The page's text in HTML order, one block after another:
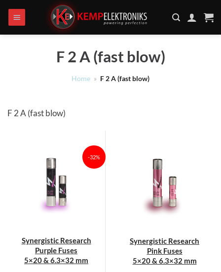
naar
inhoud
F 2 A (fast blow)
Home » F 2 A (fast blow)
F 2 A (fast blow)
-32%
Synergistic Research
Purple Fuses
5×20 & 6.3×32 mm
Synergistic Research
Pink Fuses
5×20 & 6.3×32 mm